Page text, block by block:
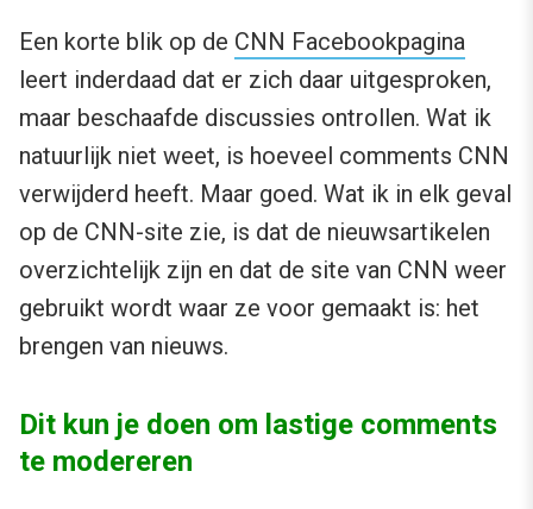
Een korte blik op de CNN Facebookpagina
leert inderdaad dat er zich daar uitgesproken,
maar beschaafde discussies ontrollen. Wat ik
natuurlijk niet weet, is hoeveel comments CNN
verwijderd heeft. Maar goed. Wat ik in elk geval
op de CNN-site zie, is dat de nieuwsartikelen
overzichtelijk zijn en dat de site van CNN weer
gebruikt wordt waar ze voor gemaakt is: het
brengen van nieuws.
Dit kun je doen om lastige comments
te modereren